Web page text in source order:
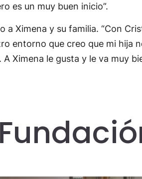
es un muy buen inicio”.
Ximena y su familia. “Con
entorno que creo que mi hija
Ximena le gusta y le va muy